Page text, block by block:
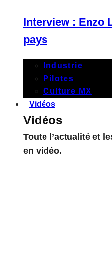
Interview : Enzo
pays
Industrie
Pilotes
Culture MX
Vidéos
Vidéos
Toute l’actualité et
en vidéo.